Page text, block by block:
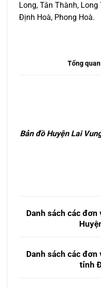
Long, Tân Thành,
Định Hoà, Phong Hoà.
Tổng
Bản đồ Huyện Lai
Danh sách các
Danh sách các
tỉnh